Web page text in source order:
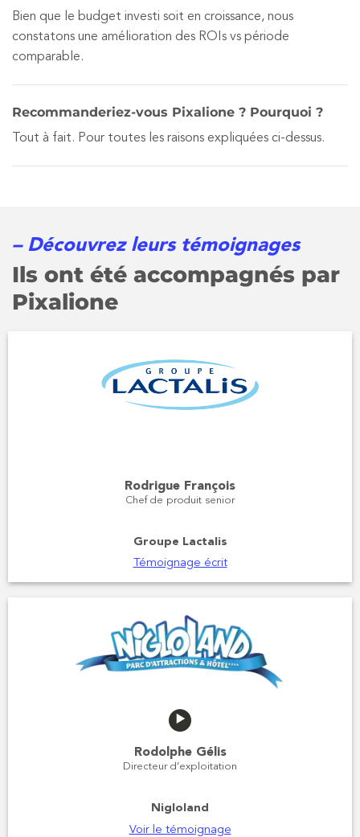
Bien que le budget investi soit en croissance, nous
constatons une amélioration des ROIs vs période
comparable.
Recommanderiez-vous Pixalione ? Pourquoi ?
Tout à fait. Pour toutes les raisons expliquées ci-dessus.
– Découvrez leurs témoignages
Ils ont été accompagnés par
Pixalione
Rodrigue François
Chef de produit senior
Groupe Lactalis
Témoignage écrit
Rodolphe Gélis
Directeur d’exploitation
Nigloland
Voir le témoignage